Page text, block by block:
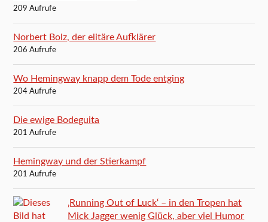
209 Aufrufe
Norbert Bolz, der elitäre Aufklärer
206 Aufrufe
Wo Hemingway knapp dem Tode entging
204 Aufrufe
Die ewige Bodeguita
201 Aufrufe
Hemingway und der Stierkampf
201 Aufrufe
‚Running Out of Luck‘ – in den Tropen hat
Mick Jagger wenig Glück, aber viel Humor